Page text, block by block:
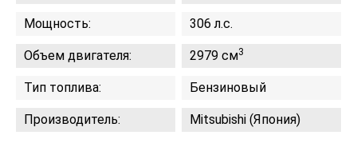
Мощность: 306 л.с.
Объем двигателя: 2979 см3
Тип топлива: Бензиновый
Производитель: Mitsubishi (Япония)